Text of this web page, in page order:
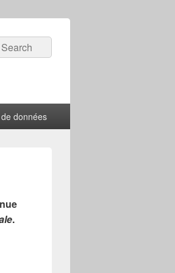
:
Rechercher
données
.